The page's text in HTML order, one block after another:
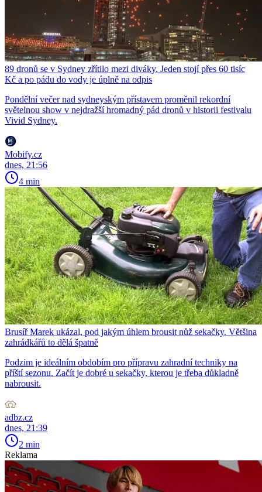
89 dronů se v Sydney zřítilo mezi diváky. Jeden stojí přes 60 tisíc
Kč a po pádu do vody je úplně na odpis
Pondělní večer nad sydneyským přístavem proměnil rekordní
světelnou show v nejdražší hromadný pád dronů v historii festivalu
Vivid Sydney.
Mobify.cz
dnes, 21:56
4 min
Brusíř Marek ukázal, pod jakým úhlem brousit nůž sekačky. Většina
zahrádkářů to dělá špatně
Podzim je ideálním obdobím pro přípravu zahradní techniky na
příští sezonu. Začít je dobré u sekačky, kterou je třeba důkladně
nabrousit.
adbz.cz
dnes, 21:39
2 min
Reklama